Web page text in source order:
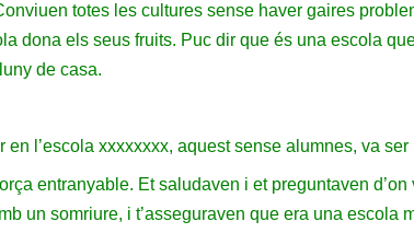
totes les cultures sense haver gaires
dona els seus fruits. Puc dir que és una escola
de casa.
l’escola xxxxxxxx, aquest sense alumnes, va
entranyable. Et saludaven i et preguntaven
un somriure, i t’asseguraven que era una escola